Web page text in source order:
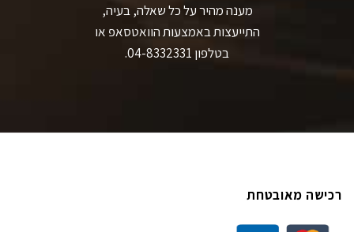
מענה מהיר על כל שאלה, בעיה,
התייעצות באמצעות הוואטסאפ או
בטלפון 04-8332331.
רכישה מאובטחת